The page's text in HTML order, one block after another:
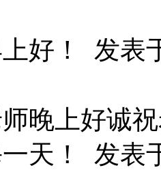
好！ 发表
晚上好诚
天！ 发表